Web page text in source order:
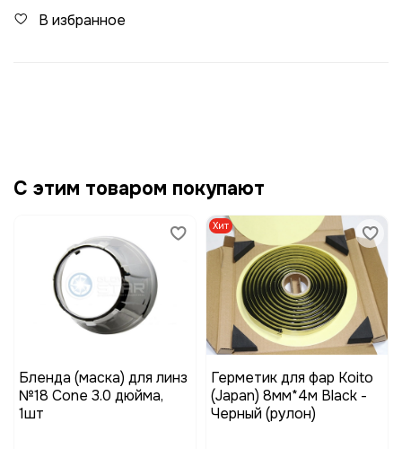
В избранное
С этим товаром покупают
Бленда (маска) для линз
№18 Cone 3.0 дюйма,
1шт
Хит
Герметик для фар Koito
(Japan) 8мм*4м Black -
Черный (рулон)